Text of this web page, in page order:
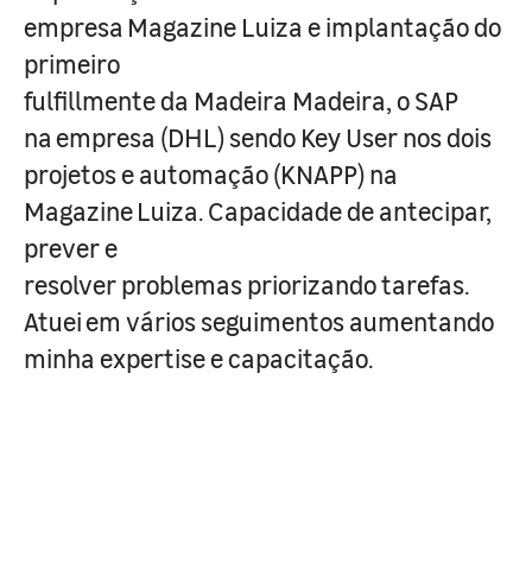
empresa Magazine Luiza e implantação do
primeiro
fulfillmente da Madeira Madeira, o SAP
na empresa (DHL) sendo Key User nos dois
projetos e automação (KNAPP) na
Magazine Luiza. Capacidade de antecipar,
prever e
resolver problemas priorizando tarefas.
Atuei em vários seguimentos aumentando
minha expertise e capacitação.